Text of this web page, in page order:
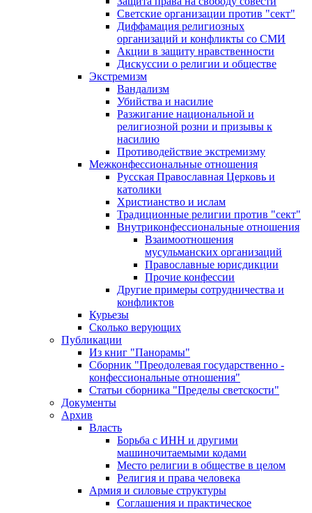
Светские организации против "сект"
Диффамация религиозных
организаций и конфликты со СМИ
Акции в защиту нравственности
Дискуссии о религии и обществе
Экстремизм
Вандализм
Убийства и насилие
Разжигание национальной и
религиозной розни и призывы к
насилию
Противодействие экстремизму
Межконфессиональные отношения
Русская Православная Церковь и
католики
Христианство и ислам
Традиционные религии против "сект"
Внутриконфессиональные отношения
Взаимоотношения
мусульманских организаций
Православные юрисдикции
Прочие конфессии
Другие примеры сотрудничества и
конфликтов
Курьезы
Сколько верующих
Публикации
Из книг "Панорамы"
Сборник "Преодолевая государственно -
конфессиональные отношения"
Статьи сборника "Пределы светскости"
Документы
Архив
Власть
Борьба с ИНН и другими
машиночитаемыми кодами
Место религии в обществе в целом
Религия и права человека
Армия и силовые структуры
Соглашения и практическое